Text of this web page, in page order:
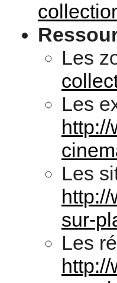
Les
Les
Les
sur-
Les